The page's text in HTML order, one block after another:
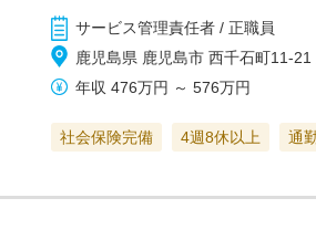
サービス管理責任者 / 正職員
鹿児島県 鹿児島市 西千石町11-
年収 476万円 ～576万円
社会保険完備 4週8休以上 通